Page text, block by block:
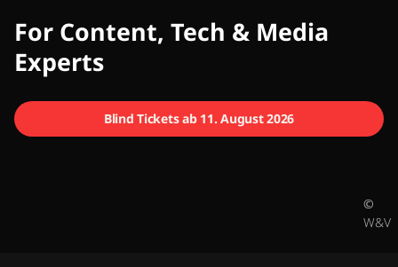
CMCX
For Content, Tech & Media
Experts
Blind Tickets ab 11. August 2026
©
W&V